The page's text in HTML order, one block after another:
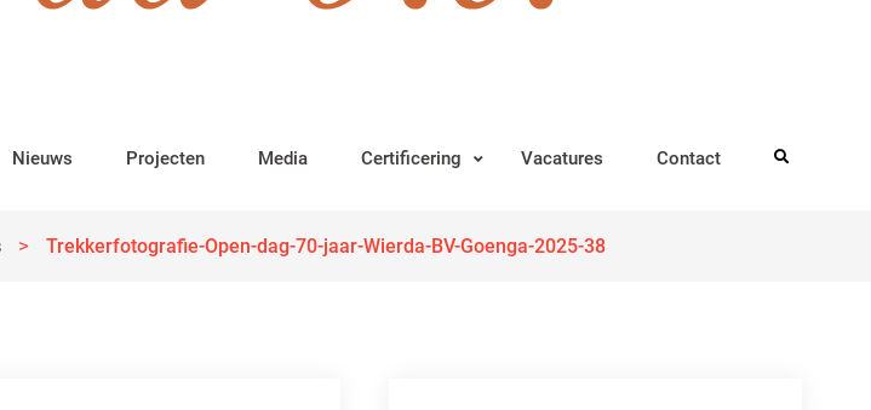
Nieuws Projecten Media Certificering Vacatures Contact Search
> Trekkerfotografie-Open-dag-70-jaar-Wierda-BV-Goenga-2025-38